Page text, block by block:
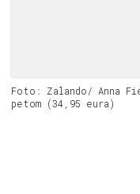
Foto: Zalando/ Anna
petom (34,95 eura)